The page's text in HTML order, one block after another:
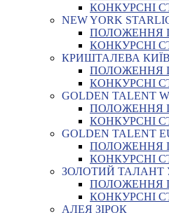
КОНКУРСНІ
NEW YORK
ПОЛОЖЕННЯ
КОНКУРСНІ
КРИШТАЛЕВА
ПОЛОЖЕННЯ
КОНКУРСНІ
GOLDEN TALENT
ПОЛОЖЕННЯ
КОНКУРСНІ
GOLDEN TALENT
ПОЛОЖЕННЯ
КОНКУРСНІ
ЗОЛОТИЙ ТАЛАНТ
ПОЛОЖЕННЯ
КОНКУРСНІ
АЛЕЯ ЗІРОК